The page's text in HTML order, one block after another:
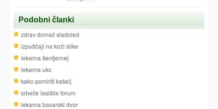
Podobni članki
zdrav domač sladoled
izpuščaji na koži slike
lekarna šentjernej
lekarna ukc
kako pomiriti kašelj
srbeče lasišče forum
lekarna bavarski dvor